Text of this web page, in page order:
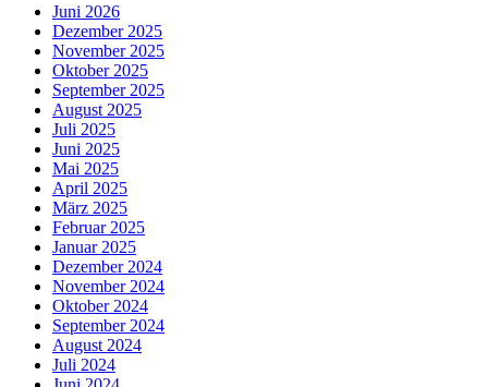
Juni 2026
Dezember 2025
November 2025
Oktober 2025
September 2025
August 2025
Juli 2025
Juni 2025
Mai 2025
April 2025
März 2025
Februar 2025
Januar 2025
Dezember 2024
November 2024
Oktober 2024
September 2024
August 2024
Juli 2024